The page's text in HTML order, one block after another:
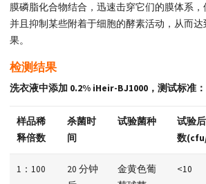
膜磷脂化合物结合，迅速击穿它们的膜体系，
并且抑制某些附着于细胞的酵素活动，从而
果。
检测结果
洗衣液中添加 0.2% iHeir-BJ1000，测试标准
样品稀
释倍数
杀菌时
间
试验菌种
试验
数
1：100
20 分钟
金黄色葡
<10